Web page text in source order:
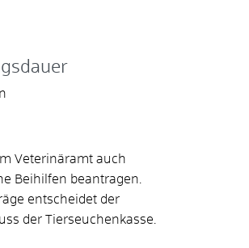
Veterinäramt auch
Beihilfen beantragen.
entscheidet der
der Tierseuchenkasse.